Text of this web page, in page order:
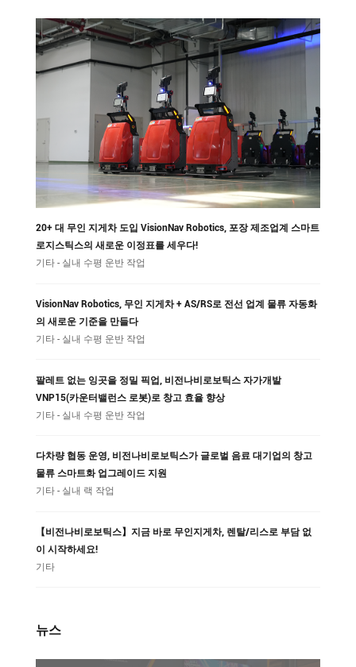
20+ 대 무인 지게차 도입 VisionNav Robotics, 포장 제조업계 스마트
로지스틱스의 새로운 이정표를 세우다!
기타 - 실내 수평 운반 작업
VisionNav Robotics, 무인 지게차 + AS/RS로 전선 업계 물류 자동화
의 새로운 기준을 만들다
기타 - 실내 수평 운반 작업
팔레트 없는 잉곳을 정밀 픽업, 비전나비로보틱스 자가개발
VNP15(카운터밸런스 로봇)로 창고 효율 향상
기타 - 실내 수평 운반 작업
다차량 협동 운영, 비전나비로보틱스가 글로벌 음료 대기업의 창고
물류 스마트화 업그레이드 지원
기타 - 실내 랙 작업
【비전나비로보틱스】지금 바로 무인지게차, 렌탈/리스로 부담 없
이 시작하세요!
기타
뉴스